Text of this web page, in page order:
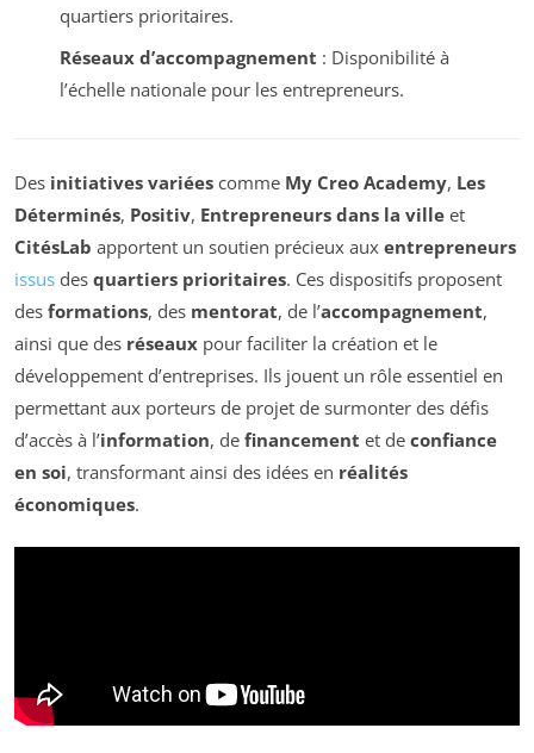
quartiers prioritaires.
Réseaux d’accompagnement : Disponibilité à
l’échelle nationale pour les entrepreneurs.
Des initiatives variées comme My Creo Academy, Les
Déterminés, Positiv, Entrepreneurs dans la ville et
CitésLab apportent un soutien précieux aux entrepreneurs
issus des quartiers prioritaires. Ces dispositifs proposent
des formations, des mentorat, de l’accompagnement,
ainsi que des réseaux pour faciliter la création et le
développement d’entreprises. Ils jouent un rôle essentiel en
permettant aux porteurs de projet de surmonter des défis
d’accès à l’information, de financement et de confiance
en soi, transformant ainsi des idées en réalités
économiques.